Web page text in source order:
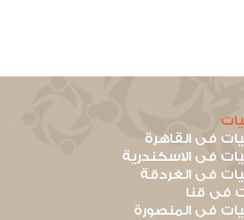
فى القاهرة
فى الاسكندرية
فى الغردقة
فى قنا
فى المنصورة